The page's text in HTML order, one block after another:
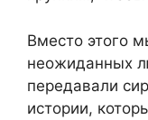
Вместо этого
неожиданных
передавали
истории,